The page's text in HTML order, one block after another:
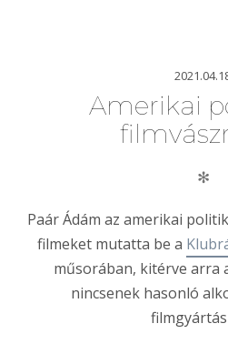
Amerikai
✻
Paár Ádám az amerikai
filmeket mutatta be a
műsorában, kitérve arra
nincsenek hasonló